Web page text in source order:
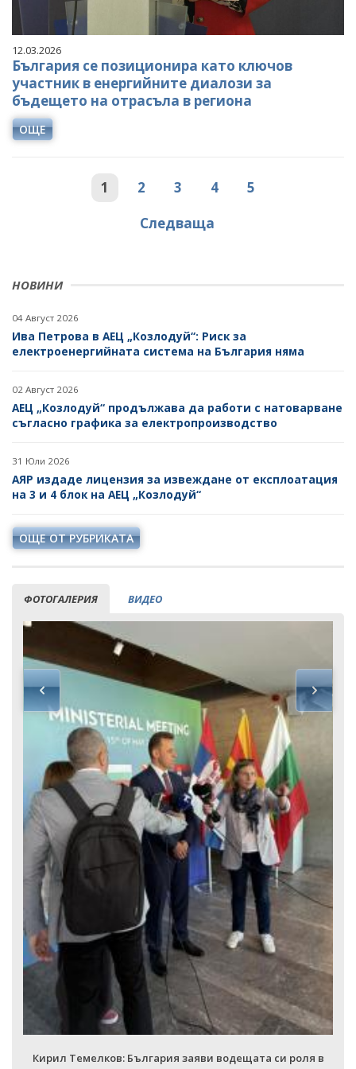
НОВИНИ
04 Август 2026
Ива Петрова в АЕЦ „Козлодуй“: Риск за
електроенергийната система на България няма
02 Август 2026
АЕЦ „Козлодуй“ продължава да работи с натоварване
съгласно графика за електропроизводство
31 Юли 2026
АЯР издаде лицензия за извеждане от експлоатация
на 3 и 4 блок на АЕЦ „Козлодуй“
ОЩЕ ОТ РУБРИКАТА
ФОТОГАЛЕРИЯ ВИДЕО
Кирил Темелков: България заяви водещата си роля в
проектната инициатива за реализация на комплексен
електропреносен коридор Изток-Запад
ВСИЧКИ ФОТОГАЛЕРИИ
12.03.2026
България се позиционира като ключов
участник в енергийните диалози за
бъдещето на отрасъла в региона
ОЩЕ
1 2 3 4
5
Следваща